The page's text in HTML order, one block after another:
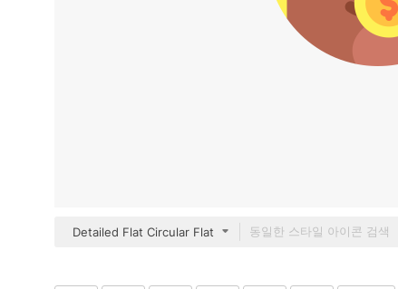
Detailed Flat Circular Flat